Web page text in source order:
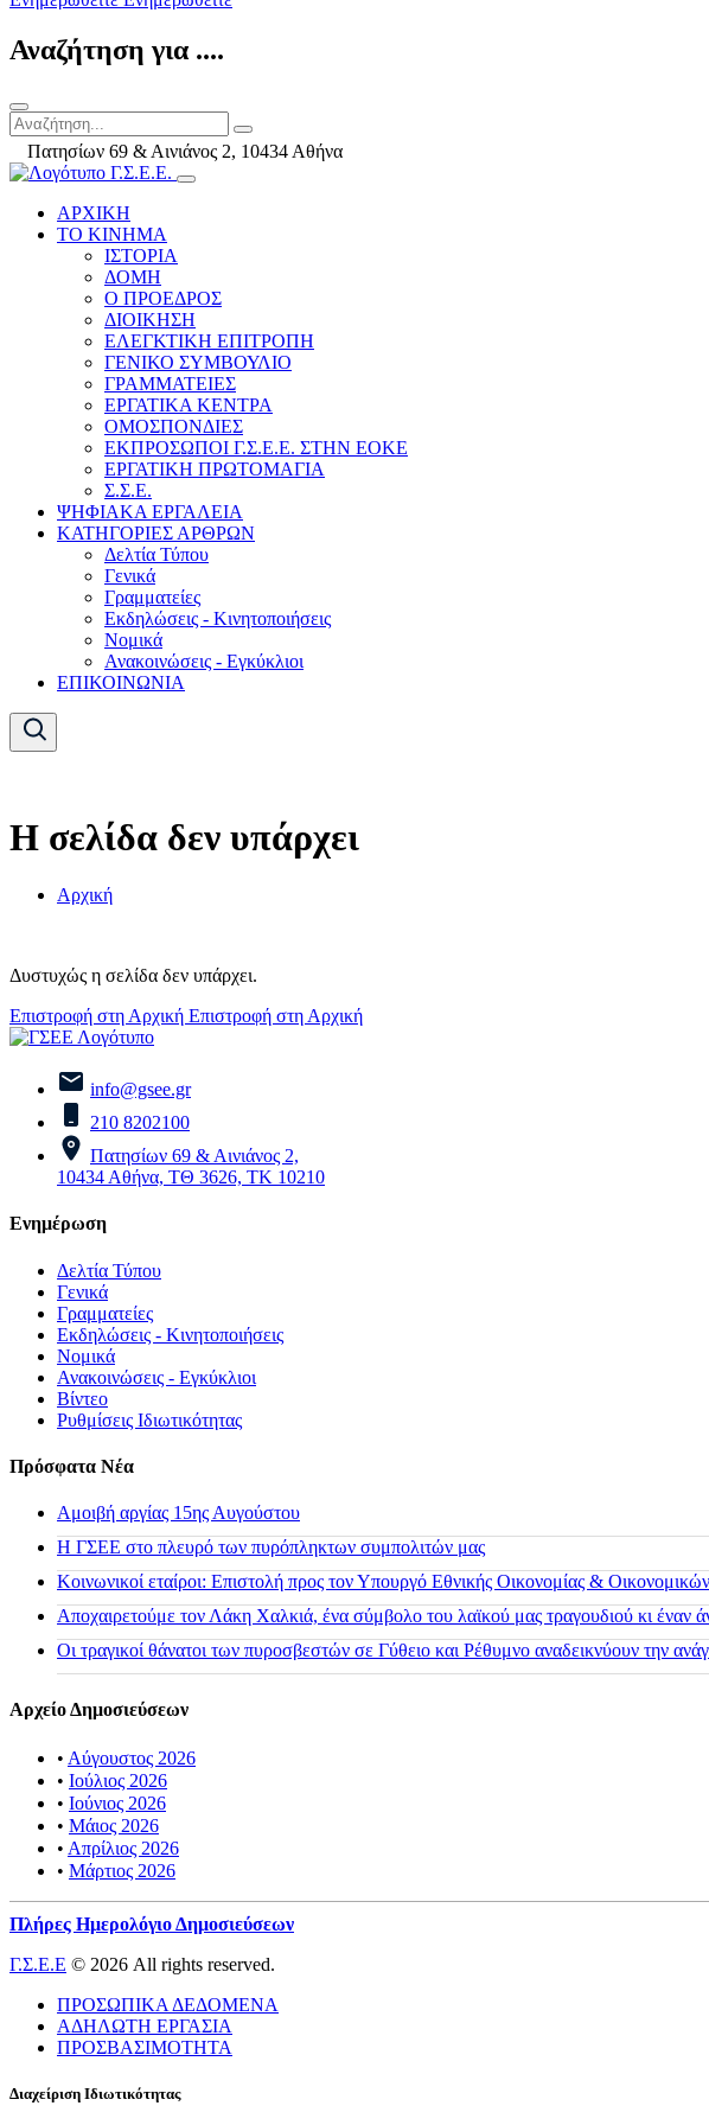
Αναζήτηση για ....
Πατησίων 69 & Αινιάνος 2, 10434 Αθήνα
ΑΡΧΙΚΗ
ΤΟ ΚΙΝΗΜΑ
ΙΣΤΟΡΙΑ
ΔΟΜΗ
Ο ΠΡΟΕΔΡΟΣ
ΔΙΟΙΚΗΣΗ
ΕΛΕΓΚΤΙΚΗ ΕΠΙΤΡΟΠΗ
ΓΕΝΙΚΟ ΣΥΜΒΟΥΛΙΟ
ΓΡΑΜΜΑΤΕΙΕΣ
ΕΡΓΑΤΙΚΑ ΚΕΝΤΡΑ
ΟΜΟΣΠΟΝΔΙΕΣ
ΕΚΠΡΟΣΩΠΟΙ Γ.Σ.Ε.Ε. ΣΤΗΝ ΕΟΚΕ
ΕΡΓΑΤΙΚΗ ΠΡΩΤΟΜΑΓΙΑ
Σ.Σ.Ε.
ΨΗΦΙΑΚΑ ΕΡΓΑΛΕΙΑ
ΚΑΤΗΓΟΡΙΕΣ ΑΡΘΡΩΝ
Δελτία Τύπου
Γενικά
Γραμματείες
Εκδηλώσεις - Κινητοποιήσεις
Νομικά
Ανακοινώσεις - Εγκύκλιοι
ΕΠΙΚΟΙΝΩΝΙΑ
Η σελίδα δεν υπάρχει
Αρχική
Δυστυχώς η σελίδα δεν υπάρχει.
Επιστροφή στη Αρχική Επιστροφή στη Αρχική
info@gsee.gr
210 8202100
Πατησίων 69 & Αινιάνος 2,
10434 Αθήνα, ΤΘ 3626, ΤΚ 10210
Ενημέρωση
Δελτία Τύπου
Γενικά
Γραμματείες
Εκδηλώσεις - Κινητοποιήσεις
Νομικά
Ανακοινώσεις - Εγκύκλιοι
Βίντεο
Ρυθμίσεις Ιδιωτικότητας
Πρόσφατα Νέα
Αμοιβή αργίας 15ης Αυγούστου
H ΓΣΕΕ στο πλευρό των πυρόπληκτων συμπολιτών μας
Κοινωνικοί εταίροι: Επιστολή προς τον Υπουργό Εθνικής Οικονομίας &
Αποχαιρετούμε τον Λάκη Χαλκιά, ένα σύμβολο του λαϊκού μας τραγουδιού κι έναν
Οι τραγικοί θάνατοι των πυροσβεστών σε Γύθειο και Ρέθυμνο αναδεικνύουν την
Αρχείο Δημοσιεύσεων
• Αύγουστος 2026
• Ιούλιος 2026
• Ιούνιος 2026
• Μάιος 2026
• Απρίλιος 2026
• Μάρτιος 2026
Πλήρες Ημερολόγιο Δημοσιεύσεων
Γ.Σ.Ε.Ε © 2026 All rights reserved.
ΠΡΟΣΩΠΙΚΑ ΔΕΔΟΜΕΝΑ
ΑΔΗΛΩΤΗ ΕΡΓΑΣΙΑ
ΠΡΟΣΒΑΣΙΜΟΤΗΤΑ
Διαχείριση Ιδιωτικότητας